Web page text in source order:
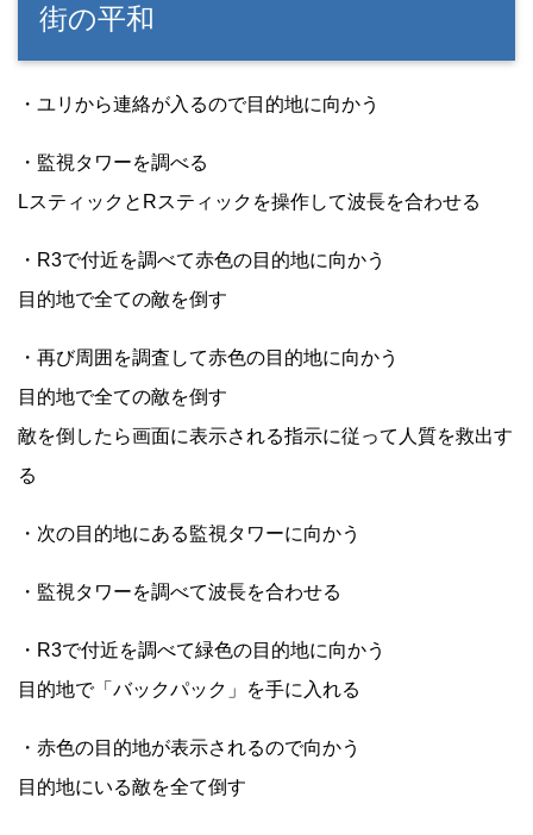
街の平和
・ユリから連絡が入るので目的地に向かう
・監視タワーを調べる
LスティックとRスティックを操作して波長を合わせる
・R3で付近を調べて赤色の目的地に向かう
目的地で全ての敵を倒す
・再び周囲を調査して赤色の目的地に向かう
目的地で全ての敵を倒す
敵を倒したら画面に表示される指示に従って人質を救出す
る
・次の目的地にある監視タワーに向かう
・監視タワーを調べて波長を合わせる
・R3で付近を調べて緑色の目的地に向かう
目的地で「バックパック」を手に入れる
・赤色の目的地が表示されるので向かう
目的地にいる敵を全て倒す